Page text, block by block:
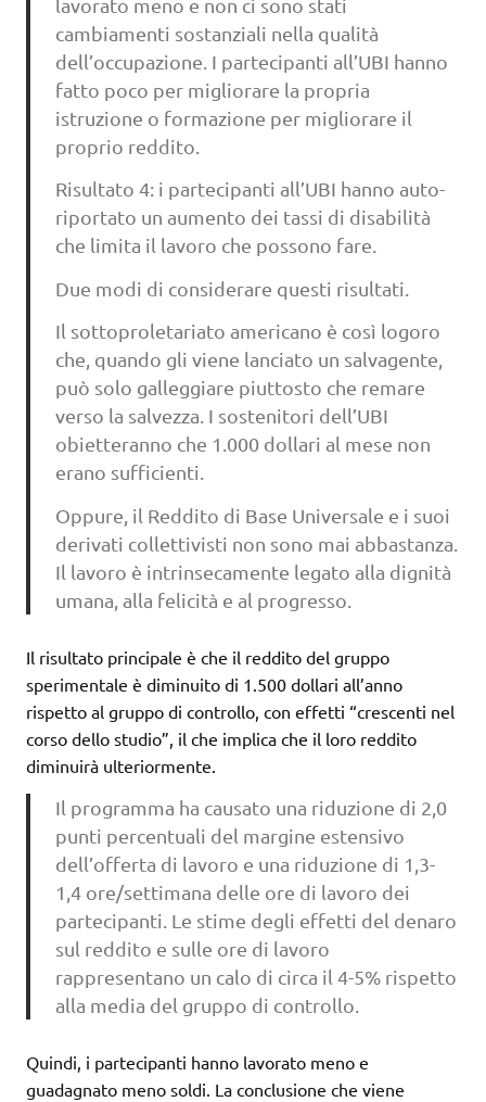
cambiamenti sostanziali nella qualità
dell’occupazione. I partecipanti all’UBI hanno
fatto poco per migliorare la propria
istruzione o formazione per migliorare il
proprio reddito.
Risultato 4: i partecipanti all’UBI hanno auto-
riportato un aumento dei tassi di disabilità
che limita il lavoro che possono fare.
Due modi di considerare questi risultati.
Il sottoproletariato americano è così logoro
che, quando gli viene lanciato un salvagente,
può solo galleggiare piuttosto che remare
verso la salvezza. I sostenitori dell’UBI
obietteranno che 1.000 dollari al mese non
erano sufficienti.
Oppure, il Reddito di Base Universale e i suoi
derivati collettivisti non sono mai abbastanza.
Il lavoro è intrinsecamente legato alla dignità
umana, alla felicità e al progresso.
Il risultato principale è che il reddito del gruppo
sperimentale è diminuito di 1.500 dollari all’anno
rispetto al gruppo di controllo, con effetti “crescenti nel
corso dello studio”, il che implica che il loro reddito
diminuirà ulteriormente.
Il programma ha causato una riduzione di 2,0
punti percentuali del margine estensivo
dell’offerta di lavoro e una riduzione di 1,3-
1,4 ore/settimana delle ore di lavoro dei
partecipanti. Le stime degli effetti del denaro
sul reddito e sulle ore di lavoro
rappresentano un calo di circa il 4-5% rispetto
alla media del gruppo di controllo.
Quindi, i partecipanti hanno lavorato meno e
guadagnato meno soldi. La conclusione che viene